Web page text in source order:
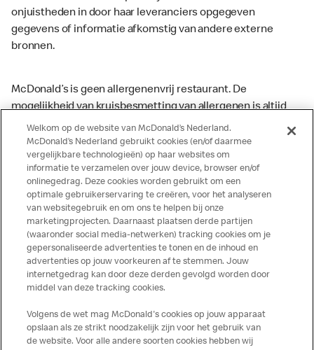
onjuistheden in door haar leveranciers opgegeven
gegevens of informatie afkomstig van andere externe
bronnen.
McDonald’s is geen allergenenvrij restaurant. De
mogelijkheid van kruisbesmetting van allergenen is altijd
aanwezig. McDonald’s kan zodoende niet garanderen dat
haar producten geen sporen van allergenen bevatten.
McDonald’s aanvaardt daarom geen aansprakelijkheid
indien een gast als gevolg van het binnenkrijgen van (een
spoor van) een allergeen lichamelijke klachten krijgt. Alle
producten kunnen sporen bevatten van dierlijke
ingrediënten. McDonald’s streeft er naar om de
voedingswaarde- en allergeneninformatie altijd up to date
te houden. De verstrekte informatie is alleen van
toepassing op de in Nederland verkochte producten. Voor
meer informatie over voedingswaarden en allergenen kijk
op de McDonald's website of in de McDonald’s App.
Publicatiefouten voorbehouden.
Welkom op de website van McDonald’s Nederland.
McDonald’s Nederland gebruikt cookies (en/of daarmee
vergelijkbare technologieën) op haar websites om
informatie te verzamelen over jouw device, browser en/of
onlinegedrag. Deze cookies worden gebruikt om een
optimale gebruikerservaring te creëren, voor het analyseren
van websitegebruik en om ons te helpen bij onze
marketingprojecten. Daarnaast plaatsen derde partijen
(waaronder social media-netwerken) tracking cookies om je
gepersonaliseerde advertenties te tonen en de inhoud en
advertenties op jouw voorkeuren af te stemmen. Jouw
internetgedrag kan door deze derden gevolgd worden door
middel van deze tracking cookies.
Volgens de wet mag McDonald's cookies op jouw apparaat
opslaan als ze strikt noodzakelijk zijn voor het gebruik van
de website. Voor alle andere soorten cookies hebben wij